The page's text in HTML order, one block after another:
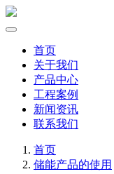
首页
关于我们
产品中心
工程案例
新闻资讯
联系我们
首页
储能产品的使用